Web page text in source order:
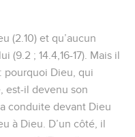
(2.10) et qu’aucun
(9.2 ; 14.4,16-17). Mais il
pourquoi Dieu, qui
est-il devenu son
conduite devant Dieu
à Dieu. D’un côté, il